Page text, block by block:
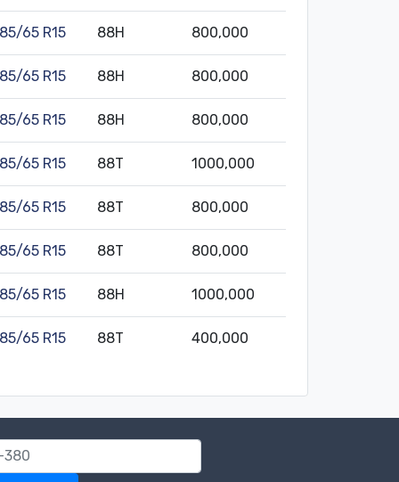
65 R15 88H 800,000
65 R15 88H 800,000
65 R15 88H 800,000
65 R15 88T 1000,000
65 R15 88T 800,000
65 R15 88T 800,000
65 R15 88H 1000,000
65 R15 88T 400,000